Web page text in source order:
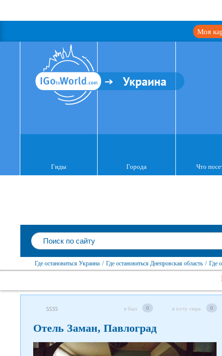
Моя
Украина
Гиды Города Что
Где остановиться Украина / Где остановиться Днепровская область / Где
5535 я был 0 я хочу сюда 0
Отель Заман, Павлоград